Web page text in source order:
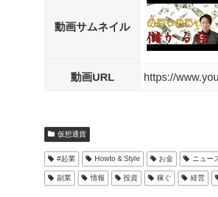
動画サムネイル
動画URL https://
仮想通貨
#起業 Howto & Style お金 ニュー
副業 情報 投資 稼ぐ 経営